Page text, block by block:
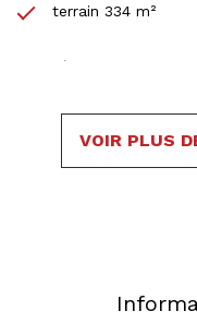
terrain 334 m²
séjour 30 m²
VOIR PLUS